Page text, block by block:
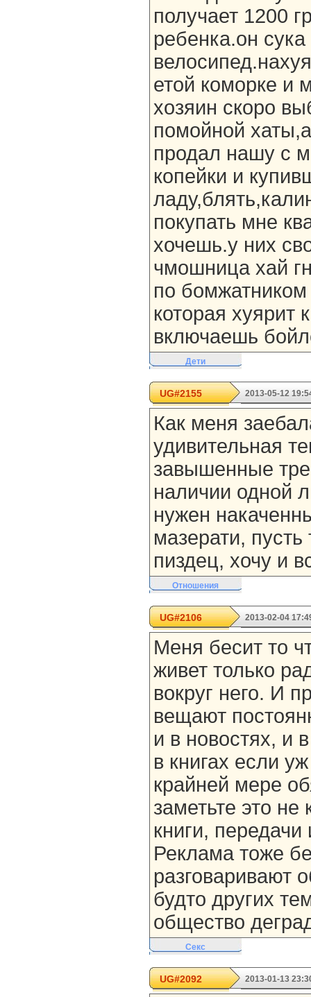
получает 1200
ребенка.он
етой коморке и
хозяин скоро
помойной
продал нашу с
копейки и
покупать мне
хочешь.у них
чмошница хай
по
которая хуярит
включаешь
Дети
UG#2155 2013-05-12
Как меня
удивительная
завышенные
наличии одной
нужен
мазерати,
пиздец, хочу и
Отношения
UG#2106 2013-02-04
Меня бесит то
живет только
вокруг него. И
вещают
и в новостях, и
в книгах если
крайней мере
заметьте это не
книги,
Реклама тоже
разговаривают
будто других
общество
Секс
UG#2092 2013-01-13